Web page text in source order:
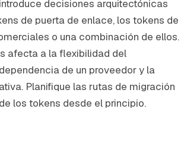
decisiones arquitectónicas
de puerta de enlace, los tokens de
o una combinación de ellos.
afecta a la flexibilidad del
de un proveedor y la
Planifique las rutas de migración
los tokens desde el principio.